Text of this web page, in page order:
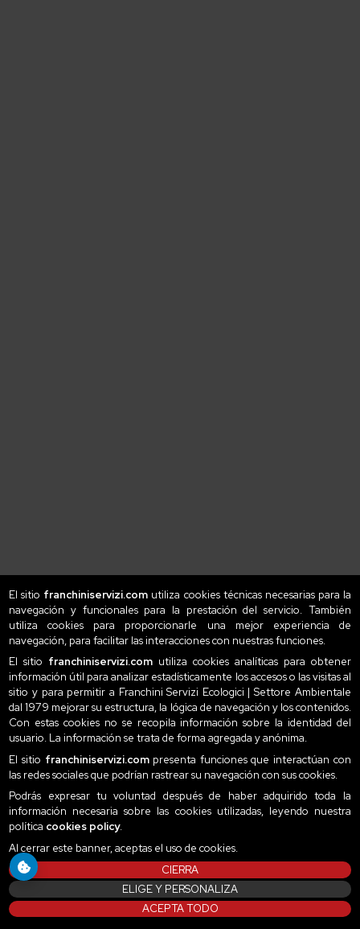
El sitio franchiniservizi.com utiliza cookies técnicas necesarias para la
navegación y funcionales para la prestación del servicio. También
utiliza cookies para proporcionarle una mejor experiencia de
navegación, para facilitar las interacciones con nuestras funciones.
El sitio franchiniservizi.com utiliza cookies analíticas para obtener
información útil para analizar estadísticamente los accesos o las visitas al
sitio y para permitir a Franchini Servizi Ecologici | Settore Ambientale
dal 1979 mejorar su estructura, la lógica de navegación y los contenidos.
Con estas cookies no se recopila información sobre la identidad del
usuario. La información se trata de forma agregada y anónima.
El sitio franchiniservizi.compresenta funciones que interactúan con
las redes sociales que podrían rastrear su navegación con sus cookies.
Podrás expresar tu voluntad después de haber adquirido toda la
información necesaria sobre las cookies utilizadas, leyendo nuestra
política cookies policy.
Al cerrar este banner, aceptas el uso de cookies.
CIERRA
ELIGE Y PERSONALIZA
ACEPTA TODO